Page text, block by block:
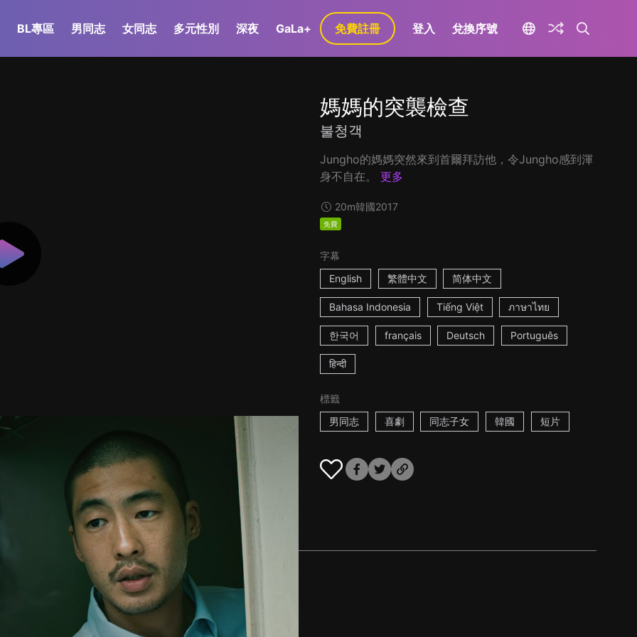
BL專區 男同志 女同志 多元性別 深夜 GaLa+ 免費註冊 登入 兌換序號
媽媽的突襲檢查
불청객
Jungho的媽媽突然來到首爾拜訪他，令Jungho感到渾
身不自在。
更多
20m韓國2017
免費
字幕
English
繁體中文 简体中文
Bahasa Indonesia Tiếng Việt ภาษาไทย
한국어 français Deutsch Português
हिन्दी
標籤
男同志
喜劇 同志子女 韓國 短片